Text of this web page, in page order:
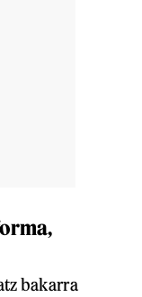
bakarra